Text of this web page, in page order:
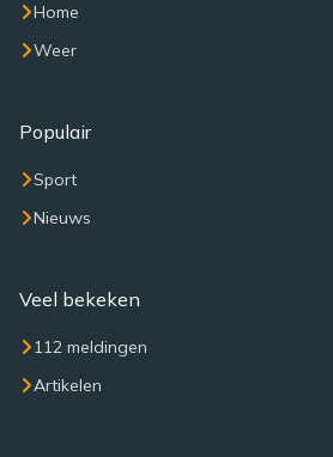
Home
Weer
Populair
Sport
Nieuws
Veel bekeken
112 meldingen
Artikelen